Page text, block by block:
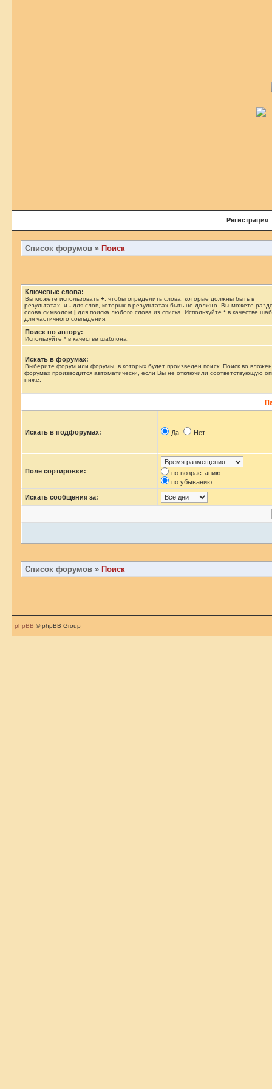
Регистрация
Список форумов » Поиск
Ключевые слова:
Вы можете использовать + , чтобы определить слова, которые должны быть в
результатах, и - для слов, которых в результатах быть не должно. Вы можете
слова символом | для поиска любого слова из списка. Используйте * в качестве
для частичного совпадения.
Поиск по автору:
Используйте * в качестве шаблона.
Искать в форумах:
Выберите форум или форумы, в которых будет произведен поиск. Поиск во
форумах производится автоматически, если Вы не отключили соответствующую
ниже.
Искать в подфорумах: Да Нет
Поле сортировки:
по возрастанию
по убыванию
Искать сообщения за:
Список форумов » Поиск
phpBB © phpBB Group